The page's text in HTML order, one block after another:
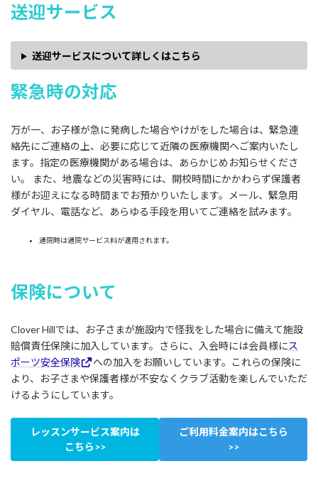
送迎サービス
送迎サービスについて詳しくはこちら
緊急時の対応
万が一、お子様が急に発病した場合やけがをした場合は、緊急連
絡先にご連絡の上、必要に応じて近隣の医療機関へご案内いたし
ます。指定の医療機関がある場合は、あらかじめお知らせくださ
い。 また、地震などの災害時には、開校時間にかかわらず保護者
様がお迎えになる時間までお預かりいたします。メール、緊急用
ダイヤル、電話など、あらゆる手段を用いてご連絡を試みます。
通院時は通院サービス料が適用されます。
保険について
Clover Hillでは、お子さまが施設内で怪我をした場合に備えて施設
賠償責任保険に加入しています。さらに、入会時には会員様にス
ポーツ安全保険
への加入をお願いしています。これらの保険に
より、お子さまや保護者様が不安なくクラブ活動を楽しんでいただ
けるようにしています。
レッスンサービス案内は
こちら>>
ご利用料金案内はこちら
>>